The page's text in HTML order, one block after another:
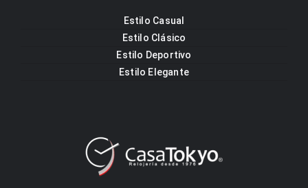
Estilo Casual
Estilo Clásico
Estilo Deportivo
Estilo Elegante